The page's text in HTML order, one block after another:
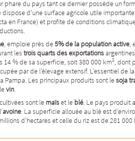
phare du pays tant ce dernier possède un
dispose d’une surface agricole utile
en France) et profite de conditions
, emploie près de5% de la population active,
les trois quarts des exportations
14 % de sa superficie, soit 380 000 km², dont
par de l’élevage extensif. L’essentiel de
Pampa. Les principaux produits sont lesoja
vin.
sont le maïset le blé. Le pays produit
avoine. La superficie allouée au blé est
d’hectares et celle du riz est de 281 000